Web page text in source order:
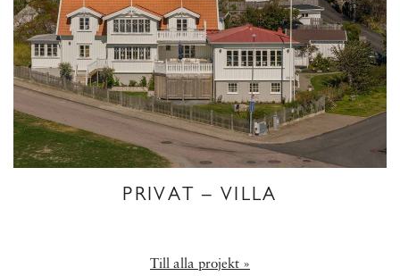
PRIVAT – VILLA
Till alla projekt »